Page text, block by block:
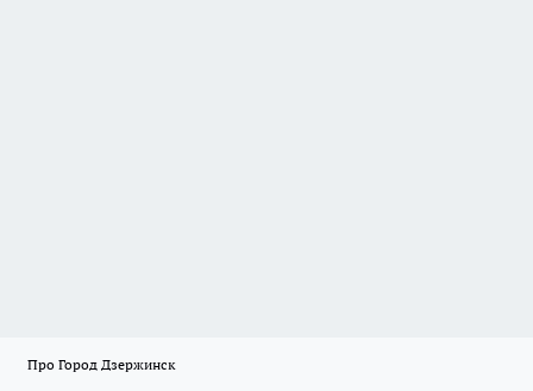
Про Город Дзержинск